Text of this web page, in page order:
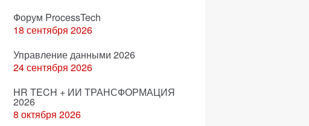
Форум ProcessTech
18 сентября 2026
Управление данными 2026
24 сентября 2026
HR TECH + ИИ ТРАНСФОРМАЦИЯ
2026
8 октября 2026